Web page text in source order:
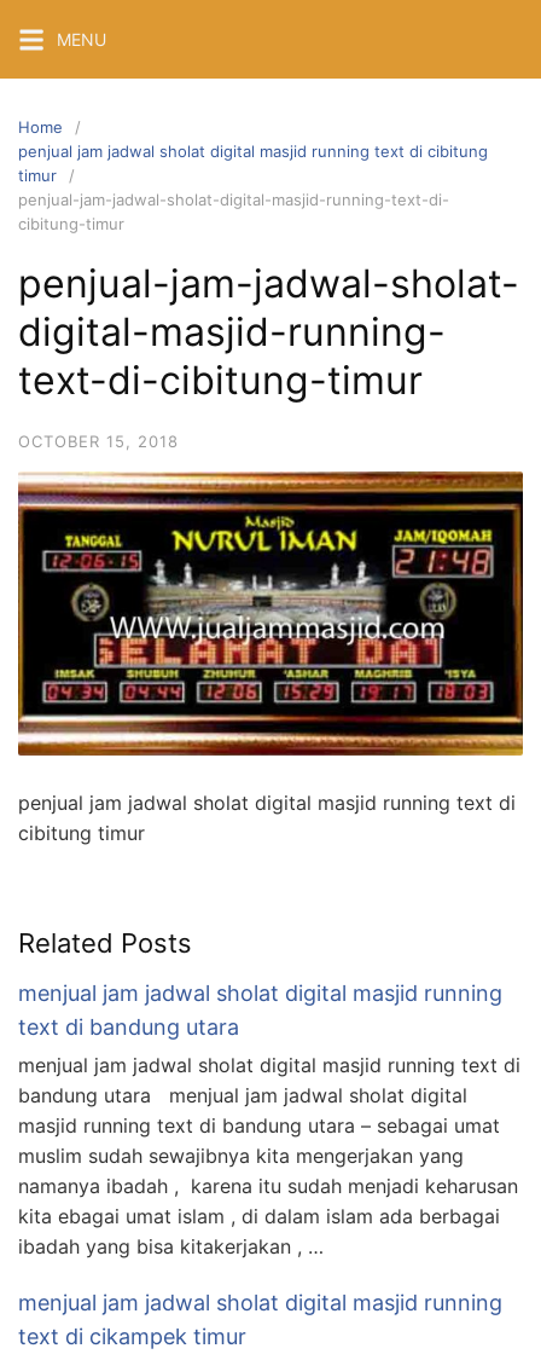
content
MENU
Home
penjual jam jadwal sholat digital masjid running text di cibitung
timur
penjual-jam-jadwal-sholat-digital-masjid-running-text-di-
cibitung-timur
penjual-jam-jadwal-sholat-
digital-masjid-running-
text-di-cibitung-timur
OCTOBER 15, 2018
penjual jam jadwal sholat digital masjid running text di
cibitung timur
Related Posts
menjual jam jadwal sholat digital masjid running
text di bandung utara
menjual jam jadwal sholat digital masjid running text di
bandung utara menjual jam jadwal sholat digital
masjid running text di bandung utara – sebagai umat
muslim sudah sewajibnya kita mengerjakan yang
namanya ibadah , karena itu sudah menjadi keharusan
kita ebagai umat islam , di dalam islam ada berbagai
ibadah yang bisa kitakerjakan , …
menjual jam jadwal sholat digital masjid running
text di cikampek timur